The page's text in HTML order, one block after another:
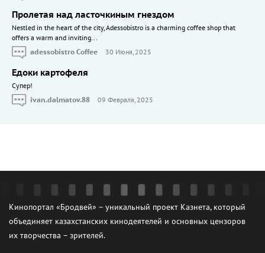
Пролетая над ласточкиным гнездом
Nestled in the heart of the city, Adessobistro is a charming coffee shop that
offers a warm and inviting...
adessobistro Coffee
30 Июня, 2025
Едоки картофеля
Cупер!
ivan.dalmatov.88
09 Февраля, 2025
Кинопортал «Бродвей» – уникальный проект Казнета, который
объединяет казахстанских кинодеятелей и основных цензоров
их творчества – зрителей.